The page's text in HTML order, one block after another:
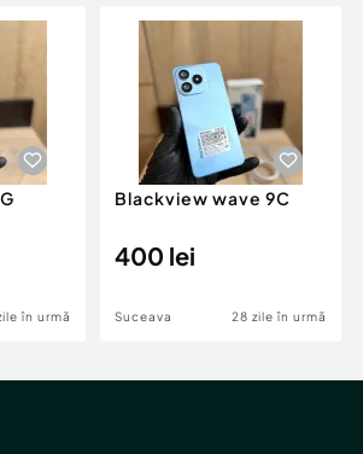
profesionale
Vehicule
industriale
în urmă
Blackview wave 9C
400 lei
Suceava 28 zile în urmă